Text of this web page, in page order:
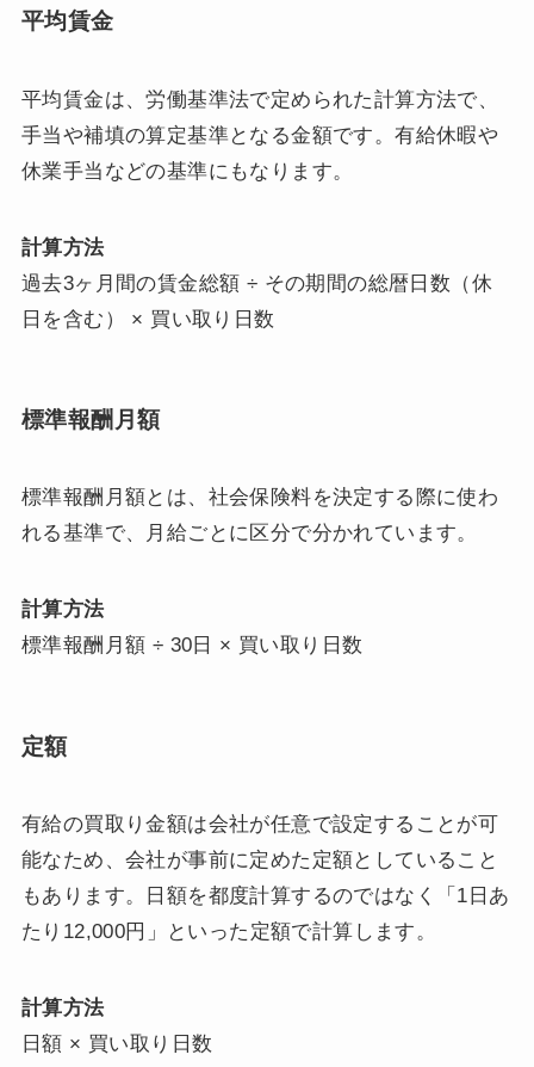
平均賃金
平均賃金は、労働基準法で定められた計算方法で、
手当や補填の算定基準となる金額です。有給休暇や
休業手当などの基準にもなります。
計算方法
過去3ヶ月間の賃金総額 ÷ その期間の総暦日数（休
日を含む） × 買い取り日数
標準報酬月額
標準報酬月額とは、社会保険料を決定する際に使わ
れる基準で、月給ごとに区分で分かれています。
計算方法
標準報酬月額 ÷ 30日 × 買い取り日数
定額
有給の買取り金額は会社が任意で設定することが可
能なため、会社が事前に定めた定額としていること
もあります。日額を都度計算するのではなく「1日あ
たり12,000円」といった定額で計算します。
計算方法
日額 × 買い取り日数